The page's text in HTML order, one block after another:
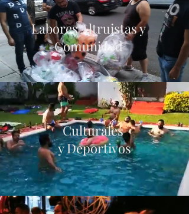
Labores Altruistas y
Comunidad
Culturales
y Deportivos